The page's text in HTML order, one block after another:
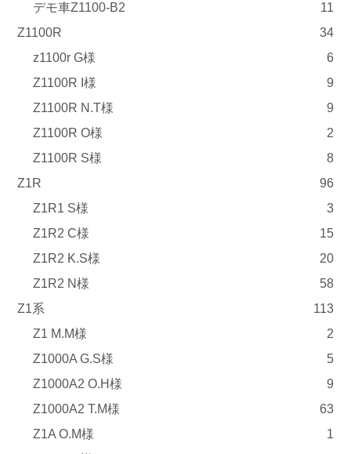
デモ車Z1100-B2
11
Z1100R
34
z1100r G様
6
Z1100R I様
9
Z1100R N.T様
9
Z1100R O様
2
Z1100R S様
8
Z1R
96
Z1R1 S様
3
Z1R2 C様
15
Z1R2 K.S様
20
Z1R2 N様
58
Z1系
113
Z1 M.M様
2
Z1000A G.S様
5
Z1000A2 O.H様
9
Z1000A2 T.M様
63
Z1A O.M様
1